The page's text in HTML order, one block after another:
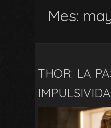
Mes:
THOR: LA